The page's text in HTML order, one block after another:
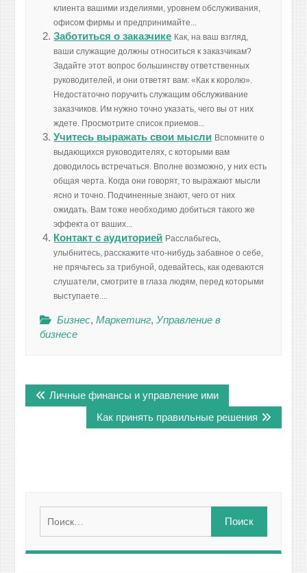
клиента вашими изделиями, уровнем обслуживания,
офисом фирмы и предпринимайте...
Заботиться о заказчике Как, на ваш взгляд,
ваши служащие должны относиться к заказчикам?
Задайте этот вопрос большинству ответственных
руководителей, и они ответят вам: «Как к королю».
Недостаточно поручить служащим обслуживание
заказчиков. Им нужно точно указать, чего вы от них
ждете. Просмотрите список приемов...
Учитесь выражать свои мысли Вспомните о
выдающихся руководителях, с которыми вам
доводилось встречаться. Вполне возможно, у них есть
общая черта. Когда они говорят, то выражают мысли
ясно и точно. Подчиненные знают, чего от них
ожидать. Вам тоже необходимо добиться такого же
эффекта от ваших...
Контакт с аудиторией Расслабьтесь,
улыбнитесь, расскажите что-нибудь забавное о себе,
не прячьтесь за трибуной, одевайтесь, как одеваются
слушатели, смотрите в глаза людям, перед которыми
выступаете....
Бизнес,Маркетинг,Управление в
бизнесе
по
Личные финансы и управление ими
Как принять правильные решения